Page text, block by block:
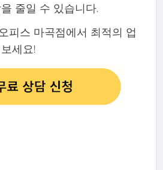
줄일 수 있습니다.
피스 마곡점에서 최적의 업
세요!